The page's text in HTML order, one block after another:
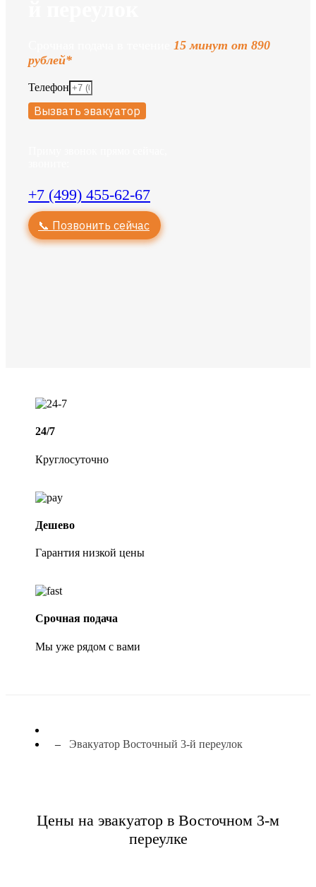
15 минут от 890
рублей*
Телефон
Вызвать эвакуатор
+7 (499) 455-62-67
📞 Позвонить сейчас
24/7
Круглосуточно
Дешево
Гарантия низкой цены
Срочная подача
Мы уже рядом с вами
Эвакуатор Восточный 3-й переулок
Цены на эвакуатор в Восточном 3-м
переулке